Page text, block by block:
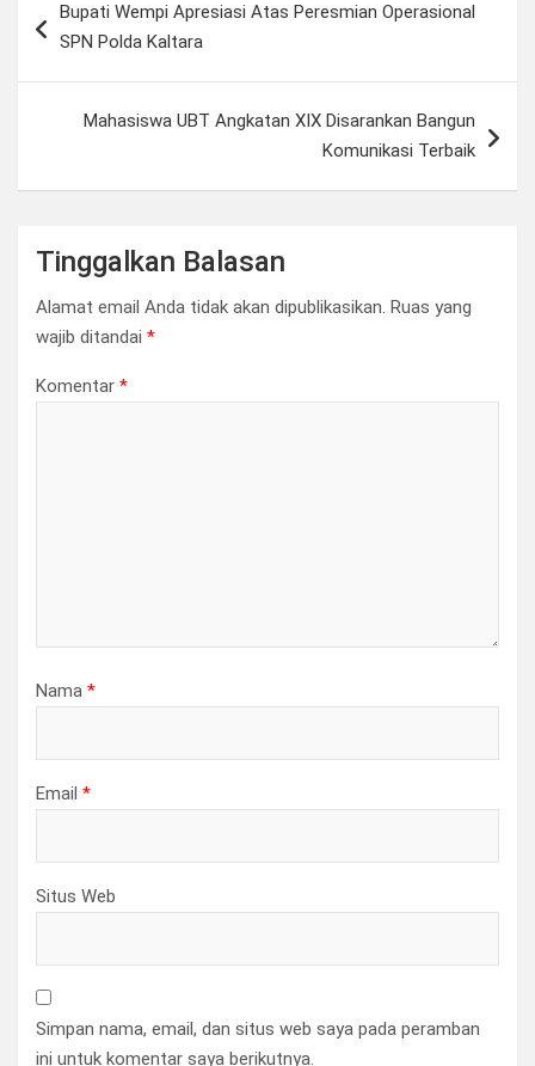
posBupati Wempi Apresiasi Atas Peresmian Operasional
SPN Polda Kaltara
Mahasiswa UBT Angkatan XIX Disarankan Bangun
Komunikasi Terbaik
Tinggalkan Balasan
Alamat email Anda tidak akan dipublikasikan. Ruas yang
wajib ditandai *
Komentar *
Nama *
Email *
Situs Web
Simpan nama, email, dan situs web saya pada peramban
ini untuk komentar saya berikutnya.